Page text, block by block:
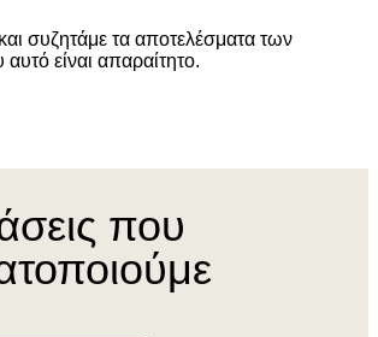
συζητάμε τα αποτελέσματα των
είναι απαραίτητο.
που